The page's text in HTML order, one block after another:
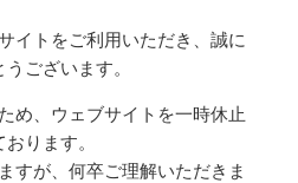
イトをご利用いただき、誠に
ございます。
め、ウェブサイトを一時休止
おります。
すが、何卒ご理解いただきま